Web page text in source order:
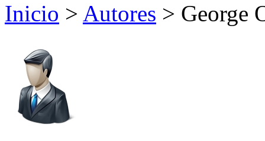
Inicio > Autores > George